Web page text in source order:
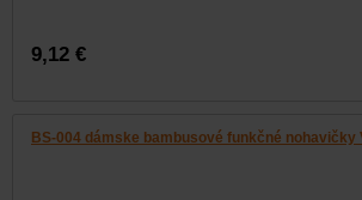
9,12 €
BS-004 dámske bambusové funkčné nohavičky